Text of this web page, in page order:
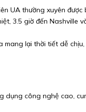
UA thường xuyên
3.5 giờ đến Nashville
mang lại thời tiết dễ
dụng công nghệ cao,